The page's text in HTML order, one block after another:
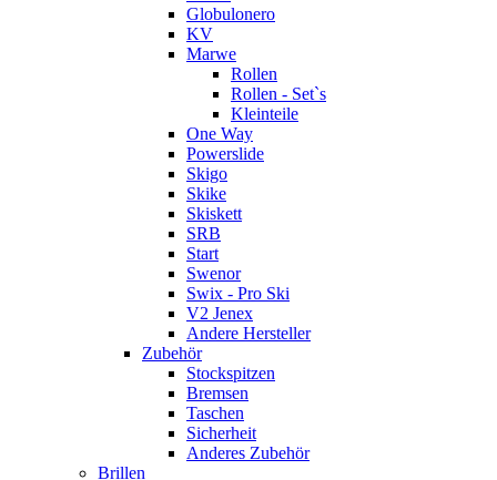
Globulonero
KV
Marwe
Rollen
Rollen - Set`s
Kleinteile
One Way
Powerslide
Skigo
Skike
Skiskett
SRB
Start
Swenor
Swix - Pro Ski
V2 Jenex
Andere Hersteller
Zubehör
Stockspitzen
Bremsen
Taschen
Sicherheit
Anderes Zubehör
Brillen